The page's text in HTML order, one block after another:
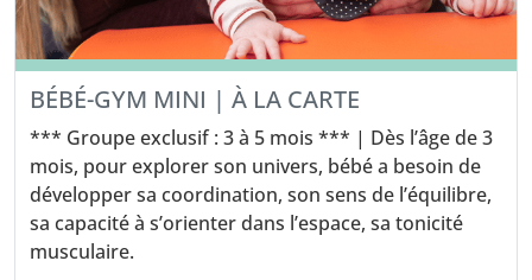
BÉBÉ-GYM MINI | À LA CARTE
*** Groupe exclusif : 3 à 5 mois *** | Dès l’âge de 3
mois, pour explorer son univers, bébé a besoin de
développer sa coordination, son sens de l’équilibre,
sa capacité à s’orienter dans l’espace, sa tonicité
musculaire.